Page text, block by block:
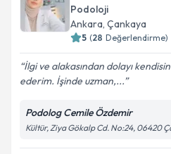
Podoloji
Ankara, Çankaya
5 (28 Değerlendirme)
İlgi ve alakasından dolayı
ederim. İşinde uzman,...
Podolog Cemile Özdemir
Kültür, Ziya Gökalp Cd. No:24, 06420